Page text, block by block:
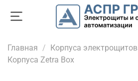
Главная
Корпуса электрощитов
Корпуса Zetra Box